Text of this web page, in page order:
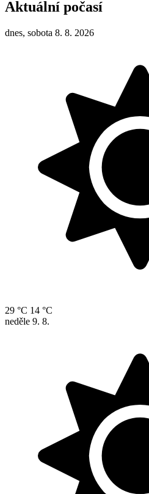
Aktuální počasí
dnes, sobota 8. 8. 2026
29 °C 14 °C
neděle 9. 8.